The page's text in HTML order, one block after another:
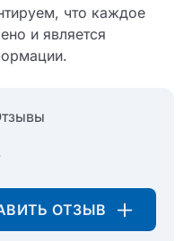
что каждое
и является
ОТЗЫВ